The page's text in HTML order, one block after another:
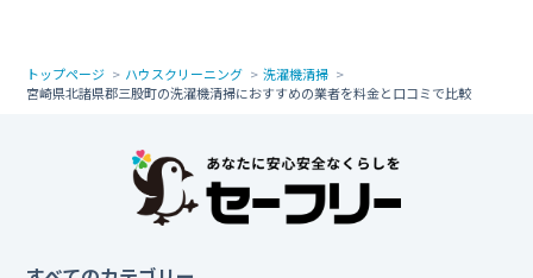
トップページ ハウスクリーニング
洗濯機清掃
宮崎県北諸県郡三股町の洗濯機清掃におすすめの業者を料金と口コミで比較